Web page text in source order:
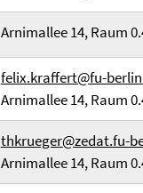
Arnimallee 14, Raum
felix.kraffert@fu-
Arnimallee 14, Raum
thkrueger@zedat.fu-
Arnimallee 14, Raum